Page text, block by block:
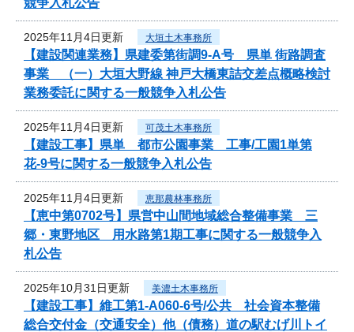
2025年11月4日更新 大垣土木事務所
【建設関連業務】県建委第街調9-A号 県単 街路調査
事業 （一）大垣大野線 神戸大橋東詰交差点概略検討
業務委託に関する一般競争入札公告
2025年11月4日更新 可茂土木事務所
【建設工事】県単 都市公園事業 工事/工園1単第
花-9号に関する一般競争入札公告
2025年11月4日更新 恵那農林事務所
【恵中第0702号】県営中山間地域総合整備事業 三
郷・東野地区 用水路第1期工事に関する一般競争入
札公告
2025年10月31日更新 美濃土木事務所
【建設工事】維工第1-A060-6号/公共 社会資本整備
総合交付金（交通安全）他（債務）道の駅むげ川トイ